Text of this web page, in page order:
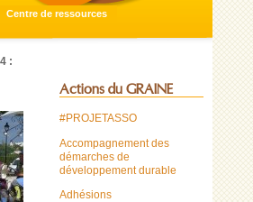
Centre de ressources
:
Actions du GRAINE
#PROJETASSO
Accompagnement des
démarches de
développement durable
Adhésions